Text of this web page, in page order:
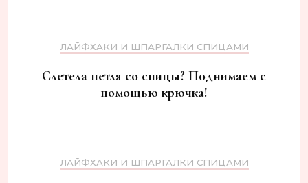
ЛАЙФХАКИ И ШПАРГАЛКИ СПИЦАМИ
Слетела петля со спицы? Поднимаем с
помощью крючка!
ЛАЙФХАКИ И ШПАРГАЛКИ СПИЦАМИ